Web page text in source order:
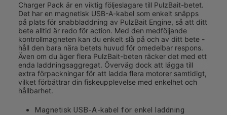
Charger Pack är en viktig följeslagare till PulzBait-betet.
Det har en magnetisk USB-A-kabel som enkelt snäpps
på plats för snabbladdning av PulzBait Engine, så att ditt
bete alltid är redo för action. Med den medföljande
kontrollmagneten kan du enkelt slå på och av ditt bete -
håll den bara nära betets huvud för omedelbar respons.
Även om du äger flera PulzBait-beten räcker det med ett
enda laddningsaggregat. Överväg dock att lägga till
extra förpackningar för att ladda flera motorer samtidigt,
vilket förbättrar din fiskeupplevelse med enkelhet och
hållbarhet.
Magnetisk USB-A-kabel för enkel laddning